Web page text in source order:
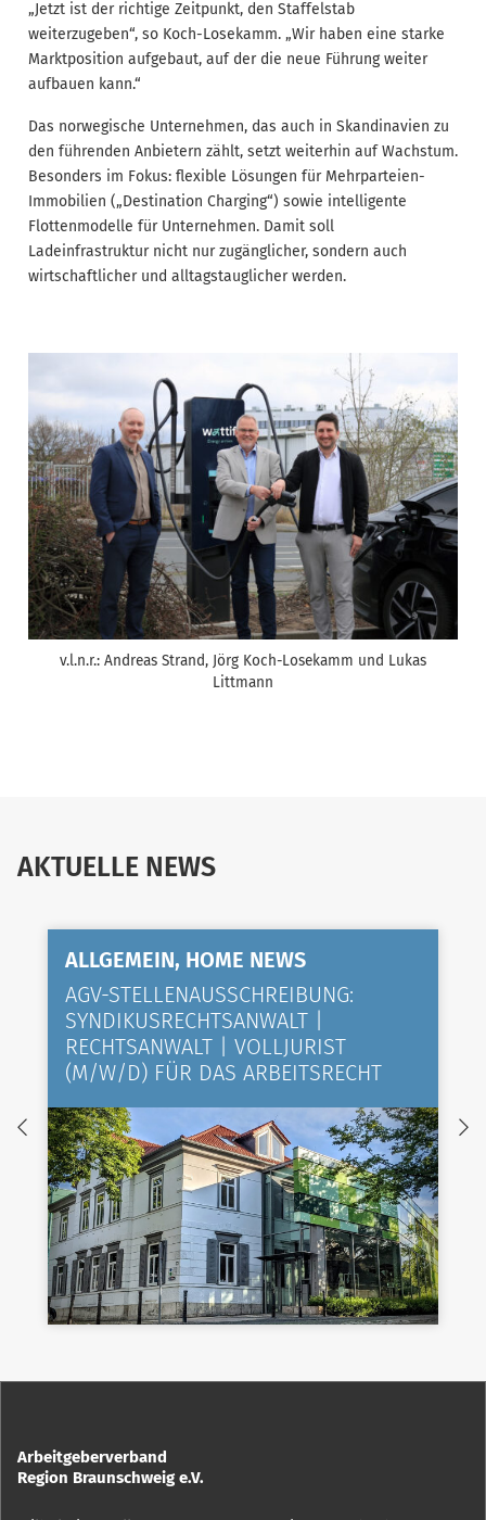
„Jetzt ist der richtige Zeitpunkt, den Staffelstab
weiterzugeben“, so Koch-Losekamm. „Wir haben eine starke
Marktposition aufgebaut, auf der die neue Führung weiter
aufbauen kann.“
Das norwegische Unternehmen, das auch in Skandinavien zu
den führenden Anbietern zählt, setzt weiterhin auf Wachstum.
Besonders im Fokus: flexible Lösungen für Mehrparteien-
Immobilien („Destination Charging“) sowie intelligente
Flottenmodelle für Unternehmen. Damit soll
Ladeinfrastruktur nicht nur zugänglicher, sondern auch
wirtschaftlicher und alltagstauglicher werden.
v.l.n.r.: Andreas Strand, Jörg Koch-Losekamm und Lukas
Littmann
AKTUELLE NEWS
ALLGEMEIN, HOME NEWS
AGV-STELLENAUSSCHREIBUNG:
SYNDIKUSRECHTSANWALT |
RECHTSANWALT | VOLLJURIST
(M/W/D) FÜR DAS ARBEITSRECHT
Arbeitgeberverband
Region Braunschweig e.V.